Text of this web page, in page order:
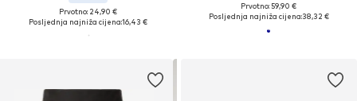
Prvotno: 24,90 €
Posljednja najniža cijena:16,43 €
Prvotno: 59,90 €
Posljednja najniža cijena:38,32 €